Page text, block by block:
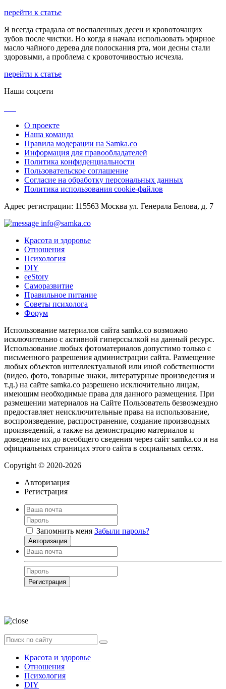
перейти к статье
Я всегда страдала от воспаленных десен и кровоточащих
зубов после чистки. Но когда я начала использовать эфирное
масло чайного дерева для полоскания рта, мои десны стали
здоровыми, а проблема с кровоточивостью исчезла.
перейти к статье
Наши соцсети
О проекте
Наша команда
Правила модерации на Samka.co
Информация для правообладателей
Политика конфиденциальности
Пользовательское соглашение
Согласие на обработку персональных данных
Политика использования cookie-файлов
Адрес регистрации: 115563 Москва ул. Генерала Белова, д. 7
info@samka.co
Красота и здоровье
Отношения
Психология
DIY
ееStory
Саморазвитие
Правильное питание
Советы психолога
Форум
Использование материалов сайта samka.co возможно
исключительно с активной гиперссылкой на данный ресурс.
Использование любых фотоматериалов допустимо только с
письменного разрешения администрации сайта. Размещение
любых объектов интеллектуальной или иной собственности
(видео, фото, товарные знаки, литературные произведения и
т.д.) на сайте samka.co разрешено исключительно лицам,
имеющим необходимые права для данного размещения. При
размещении материалов на Сайте Пользователь безвозмездно
предоставляет неисключительные права на использование,
воспроизведение, распространение, создание производных
произведений, а также на демонстрацию материалов и
доведение их до всеобщего сведения через сайт samka.co и на
официальных страницах этого сайта в социальных сетях.
Copyright © 2020-2026
Авторизация
Регистрация
Запомнить меня Забыли пароль?
Авторизация
Регистрация
Красота и здоровье
Отношения
Психология
DIY